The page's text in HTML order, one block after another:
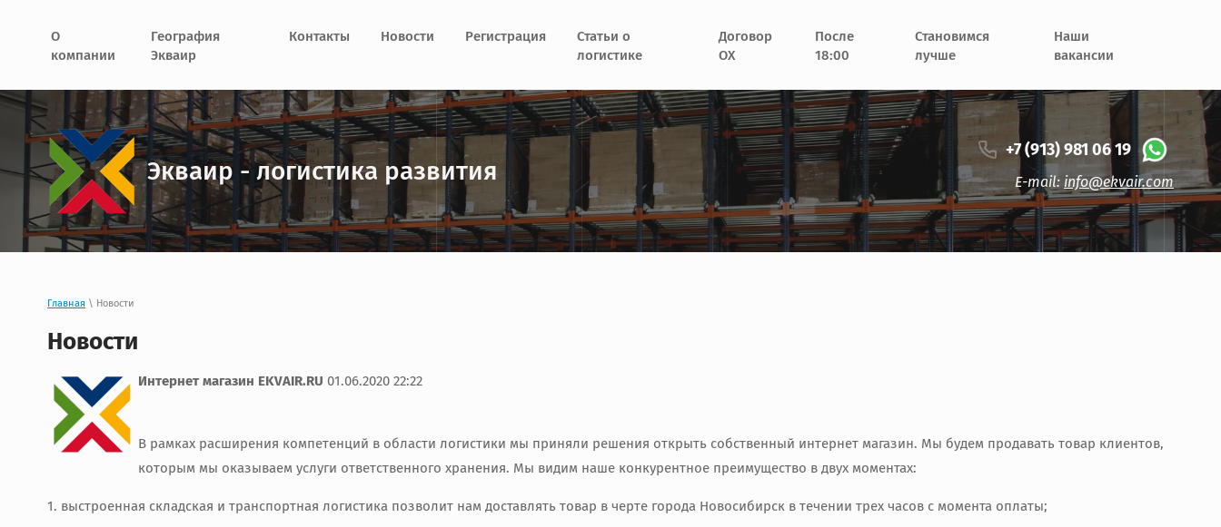
О
компании
География
Экваир
Контакты Новости Регистрация
Статьи о
логистике
Договор
ОХ
После
18:00
Становимся
лучше
Наши
вакансии
Экваир - логистика развития
+7 (913) 981 06 19
E-mail: info@ekvair.com
Главная \ Новости
Новости
Интернет магазин EKVAIR.RU 01.06.2020 22:22
В рамках расширения компетенций в области логистики мы приняли решения открыть собственный интернет магазин. Мы будем продавать товар клиентов,
которым мы оказываем услуги ответственного хранения. Мы видим наше конкурентное преимущество в двух моментах:
1. выстроенная складская и транспортная логистика позволит нам доставлять товар в черте города Новосибирск в течении трех часов с момента оплаты;